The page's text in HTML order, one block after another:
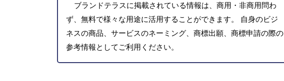
ブランドテラスに掲載されている情報は、商用・非商用問わ
ず、無料で様々な用途に活用することができます。 自身のビジ
ネスの商品、サービスのネーミング、商標出願、商標申請の際の
参考情報としてご利用ください。